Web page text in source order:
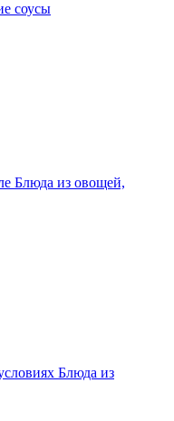
соусы
Блюда из овощей,
Блюда из